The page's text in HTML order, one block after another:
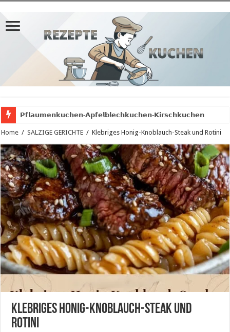
𝗣𝗳𝗹𝗮𝘂𝗺𝗲𝗻𝗸𝘂𝗰𝗵𝗲𝗻-𝗔𝗽𝗳𝗲𝗹𝗯𝗹𝗲𝗰𝗵𝗸𝘂𝗰𝗵𝗲𝗻-𝗞𝗶𝗿𝘀𝗰𝗵𝗸𝘂𝗰𝗵𝗲𝗻
Home / SALZIGE GERICHTE / Klebriges Honig-Knoblauch-Steak und Rotini
Klebriges Honig-Knoblauch-Steak und
Rotini